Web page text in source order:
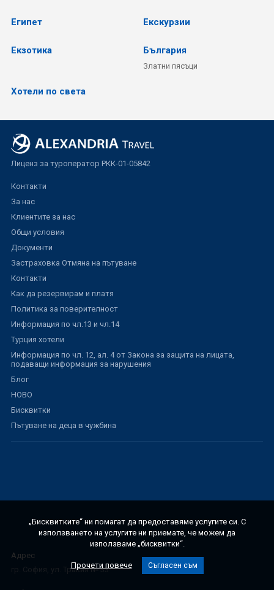
Египет Екскурзии
Екзотика България
Златни пясъци
Хотели по света
Лиценз за туроператор РКК-01-05842
Контакти
За нас
Клиентите за нас
Общи условия
Документи
Застраховка Отмяна на пътуване
Контакти
Как да резервирам и платя
Политика за поверителност
Информация по чл.13 и чл.14
Турция хотели
Информация по чл. 12, ал. 4 от Закона за защита на лицата,
подаващи информация за нарушения
Блог
НОВО
Бисквитки
Пътуване на деца в чужбина
Адрес
гр. София, ул. Тракия № 33
„Бисквитките“ ни помагат да предоставяме услугите си. С
използването на услугите ни приемате, че можем да
използваме „бисквитки“.
Прочети повече Съгласен съм